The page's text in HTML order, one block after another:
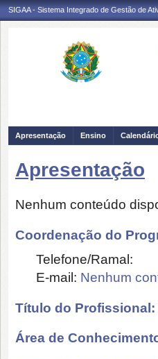
SIGAA - Sistema Integrado de Gestão de
Apresentação Ensino
Apresentação
Nenhum conteúdo
Coordenação do
Telefone/Ramal:
E-mail: Nenhum
Título do Profissional:
Área de